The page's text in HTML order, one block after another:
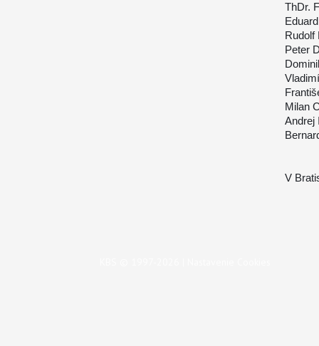
ThDr.
Rudolf
Peter
Milan
Andrej
V